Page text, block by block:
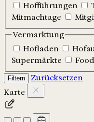
Hofführungen
Mitmachtage
Vermarktung
Hofladen
Supermärkte
Filtern
Zurücksetzen
Karte